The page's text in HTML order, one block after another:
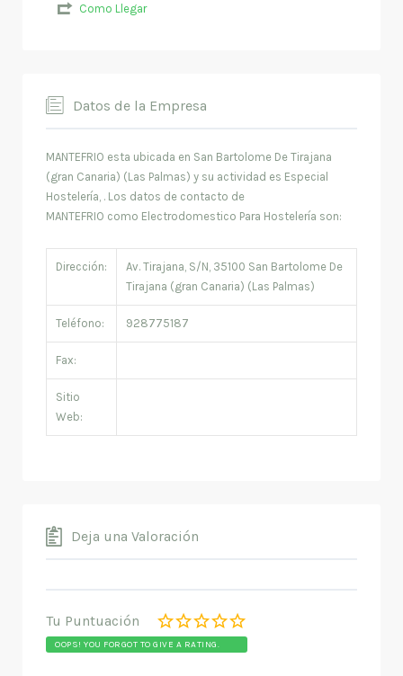
Como Llegar
Datos de la Empresa
MANTEFRIO esta ubicada en San Bartolome De Tirajana
(gran Canaria) (Las Palmas) y su actividad es Especial
Hostelería, . Los datos de contacto de
MANTEFRIO como Electrodomestico Para Hostelería son:
Dirección:
Av. Tirajana, S/N, 35100 San Bartolome De
Tirajana (gran Canaria) (Las Palmas)
Teléfono: 928775187
Fax:
Sitio
Web:
Deja una Valoración
Tu Puntuación
OOPS! YOU FORGOT TO GIVE A RATING.